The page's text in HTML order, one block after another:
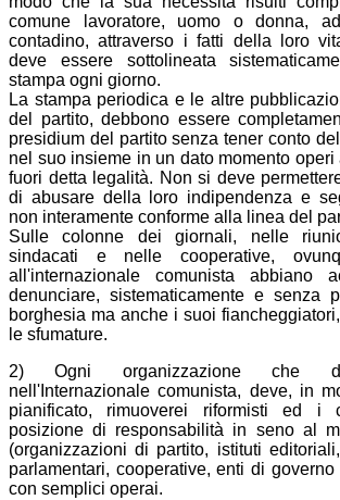
comune lavoratore, uomo o donna,
contadino, attraverso i fatti della loro
deve essere sottolineata
stampa ogni giorno.
La stampa periodica e le altre
del partito, debbono essere
presidium del partito senza tener conto
nel suo insieme in un dato momento operi
fuori detta legalità. Non si deve
di abusare della loro indipendenza e
non interamente conforme alla linea del
Sulle colonne dei giornali, nelle
sindacati e nelle cooperative,
all'internazionale comunista abbiano
denunciare, sistematicamente e senza
borghesia ma anche i suoi
le sfumature.
2) Ogni organizzazione che
nell'Internazionale comunista, deve, in
pianificato, rimuoverei riformisti ed i
posizione di responsabilità in seno al
(organizzazioni di partito, istituti
parlamentari, cooperative, enti di
con semplici operai.